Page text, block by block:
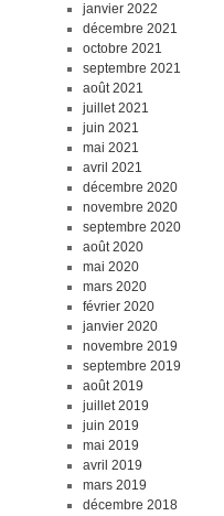
janvier 2022
décembre 2021
octobre 2021
septembre 2021
août 2021
juillet 2021
juin 2021
mai 2021
avril 2021
décembre 2020
novembre 2020
septembre 2020
août 2020
mai 2020
mars 2020
février 2020
janvier 2020
novembre 2019
septembre 2019
août 2019
juillet 2019
juin 2019
mai 2019
avril 2019
mars 2019
décembre 2018